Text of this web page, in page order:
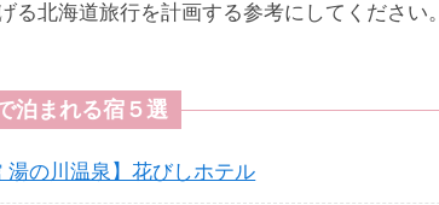
る北海道旅行を計画する参考にしてください。
泊まれる宿５選
湯の川温泉】花びしホテル